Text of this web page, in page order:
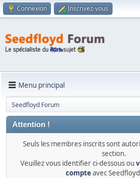
Connexion Inscrivez-vous
Menu principal
Seedfloyd Forum
Attention !
Seuls les membres inscrits sont
section.
Veuillez vous identifier ci-dessous ou
compteavec